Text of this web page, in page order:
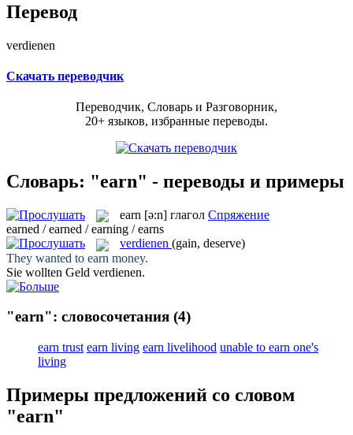
Перевод
verdienen
Скачать переводчик
Переводчик, Словарь и Разговорник,
20+ языков, избранные переводы.
Словарь: "earn" - переводы и примеры
earn [ə:n] глагол Спряжение
earned / earned / earning / earns
verdienen (gain, deserve)
They wanted to earn money.
Sie wollten Geld verdienen.
"earn": словосочетания (4)
earn trust earn living earn livelihood unable to earn one's
living
Примеры предложений со словом
"earn"